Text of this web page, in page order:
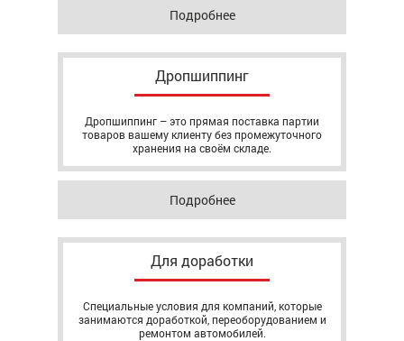
Подробнее
Дропшиппинг
Дропшиппинг – это прямая поставка партии
товаров вашему клиенту без промежуточного
хранения на своём складе.
Подробнее
Для доработки
Специальные условия для компаний, которые
занимаются доработкой, переоборудованием и
ремонтом автомобилей.